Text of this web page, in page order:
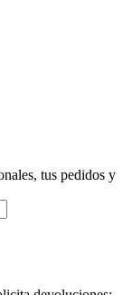
tus pedidos y